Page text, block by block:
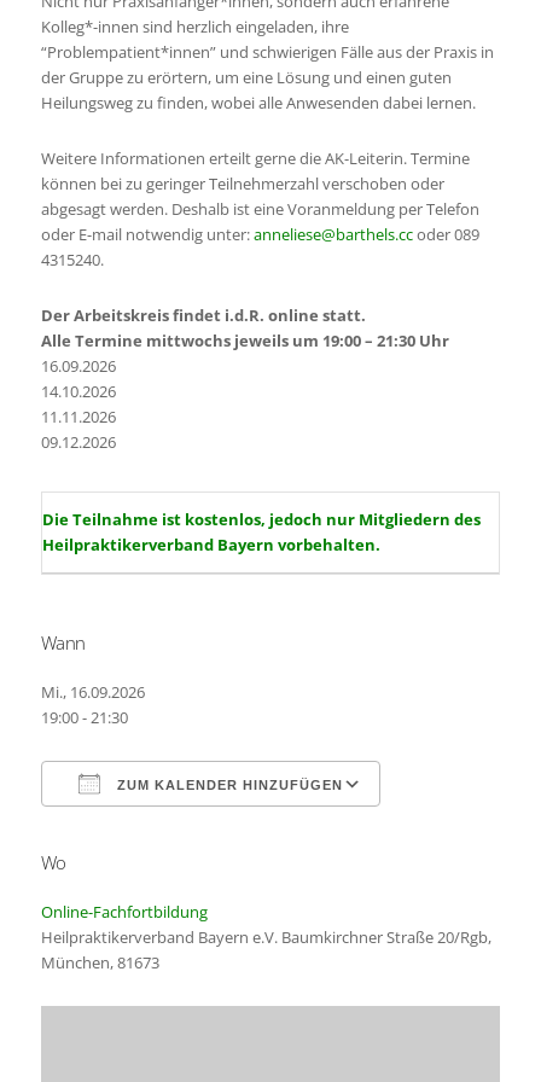
Kolleg*-innen sind herzlich eingeladen, ihre
“Problempatient*innen” und schwierigen Fälle aus der Praxis in
der Gruppe zu erörtern, um eine Lösung und einen guten
Heilungsweg zu finden, wobei alle Anwesenden dabei lernen.
Weitere Informationen erteilt gerne die AK-Leiterin. Termine
können bei zu geringer Teilnehmerzahl verschoben oder
abgesagt werden. Deshalb ist eine Voranmeldung per Telefon
oder E-mail notwendig unter:anneliese@barthels.ccoder 089
4315240.
Der Arbeitskreis findet i.d.R. online statt.
Alle Termine mittwochs jeweils um 19:00 – 21:30 Uhr
16.09.2026
14.10.2026
11.11.2026
09.12.2026
Die Teilnahme ist kostenlos, jedoch nur Mitgliedern des
Heilpraktikerverband Bayern vorbehalten.
Wann
Mi., 16.09.2026
19:00 - 21:30
ZUM KALENDER HINZUFÜGEN
Wo
Online-Fachfortbildung
Heilpraktikerverband Bayern e.V. Baumkirchner Straße 20/Rgb,
München, 81673